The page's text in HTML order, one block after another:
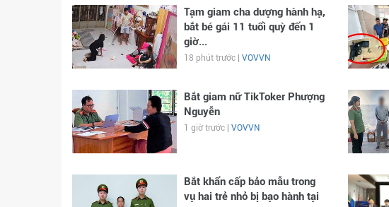
Tạm giam cha dượng hành hạ,
bắt bé gái 11 tuổi quỳ đến 1
giờ...
18 phút trước | VOVVN
Bắt giam nữ TikToker Phượng
Nguyễn
1 giờ trước | VOVVN
Bắt khẩn cấp bảo mẫu trong
vụ hai trẻ nhỏ bị bạo hành tại